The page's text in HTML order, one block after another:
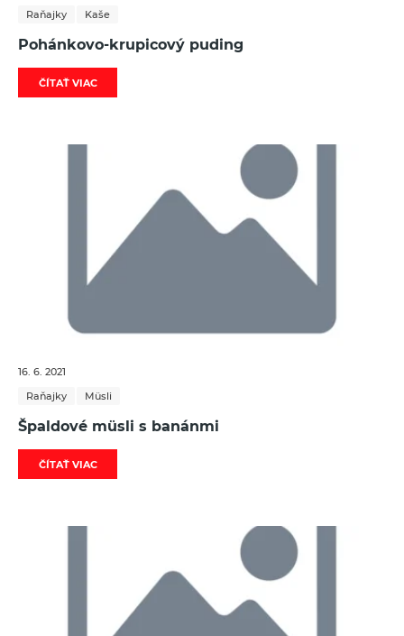
Raňajky
Kaše
Pohánkovo-krupicový puding
ČÍTAŤ VIAC
16. 6. 2021
Raňajky
Müsli
Špaldové müsli s banánmi
ČÍTAŤ VIAC